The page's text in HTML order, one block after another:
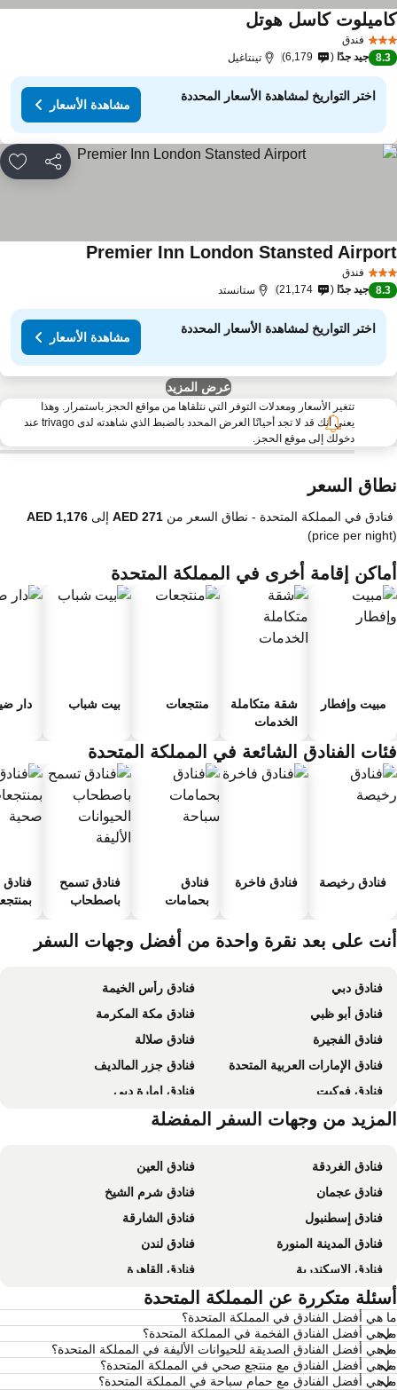
فندق
كاسل هوتل
8.3 جيد جدًا 6,179 تينتاغيل
اختر التواريخ لمشاهدة الأسعار المحددة
مشاهدة الأسعار
مشاركة
فندق
Premier Inn London Stansted
8.3 جيد جدًا 21,174 ستانستد
اختر التواريخ لمشاهدة الأسعار المحددة
مشاهدة الأسعار
عرض المزيد
تتغير الأسعار ومعدلات التوفر التي نتلقاها من مواقع الحجز باستمرار. وهذا
يعني أنك قد لا تجد أحيانًا العرض المحدد بالضبط الذي شاهدته لدى trivago عند
دخولك إلى موقع الحجز.
السعر
في المملكة المتحدة - نطاق السعرمن إلى
(price per
إقامة أخرى في المملكة المتحدة
مبيت وإفطار
شقة متكاملة
الخدمات
منتجعات بيت شباب دار
الفنادق الشائعة في المملكة المتحدة
فنادق رخيصة فنادق فاخرة
فنادق
بحمامات
فنادق تسمح
باصطحاب
الأليفة
فنادق
على بعد نقرة واحدة من أفضل وجهات السفر
فنادق دبي
فنادق رأس الخيمة
فنادق أبو ظبي
فنادق مكة المكرمة
فنادق الفجيرة
فنادق صلالة
فنادق الإمارات العربية المتحدة
فنادق جزر المالديف
فنادق فوكيت
فنادق إمارة دبي
فنادق إمارة أبو ظبي
فنادق البحر الميت - الأردنمن وجهات السفر المفضلة
فنادق الغردقة
فنادق العين
فنادق عجمان
فنادق شرم الشيخ
فنادق إسطنبول
فنادق الشارقة
فنادق المدينة المنورة
فنادق لندن
فنادق الإسكندرية
فنادق القاهرة
فنادق بانكوك
فنادق العين السخنة
فنادق مسقط
فنادق مرسى مطروح
فنادق العقة
فنادق عمان
فنادق الدوحة
فنادق طرابزون
متكررة عن المملكة المتحدة
هي أفضل الفنادق في المملكة المتحدة؟
هي أفضل الفنادق الفخمة في المملكة المتحدة؟
هي أفضل الفنادق الصديقة للحيوانات الأليفة في المملكة المتحدة؟
هي أفضل الفنادق مع منتجع صحي في المملكة المتحدة؟
هي أفضل الفنادق مع حمام سباحة في المملكة المتحدة؟